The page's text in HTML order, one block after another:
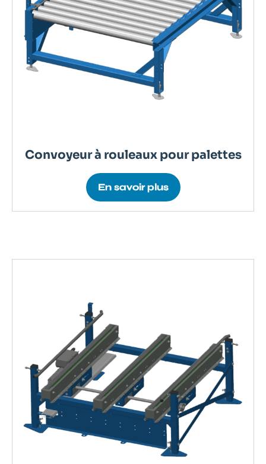
Convoyeur à rouleaux pour palettes
En savoir plus